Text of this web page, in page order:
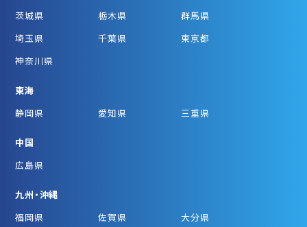
茨城県
栃木県
群馬県
埼玉県
千葉県
東京都
神奈川県
東海
静岡県
愛知県 三重県
中国
広島県
九州・沖縄
福岡県
佐賀県 大分県